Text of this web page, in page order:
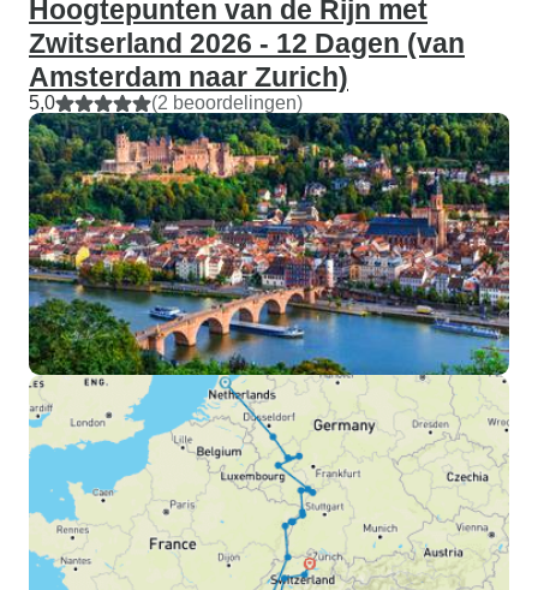
Hoogtepunten van de Rijn met
Zwitserland 2026 - 12 Dagen (van
Amsterdam naar Zurich)
5,0 (2 beoordelingen)